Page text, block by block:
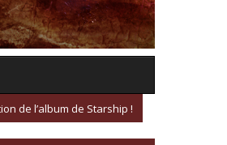
de l’album de Starship !